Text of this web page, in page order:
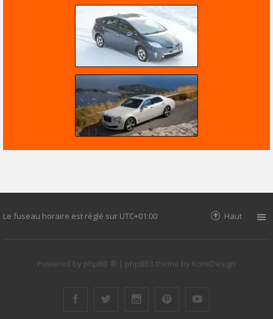
Le fuseau horaire est réglé sur UTC+01:00 Haut
Powered by phpBB ® | phpBB3 theme by KomiDesign